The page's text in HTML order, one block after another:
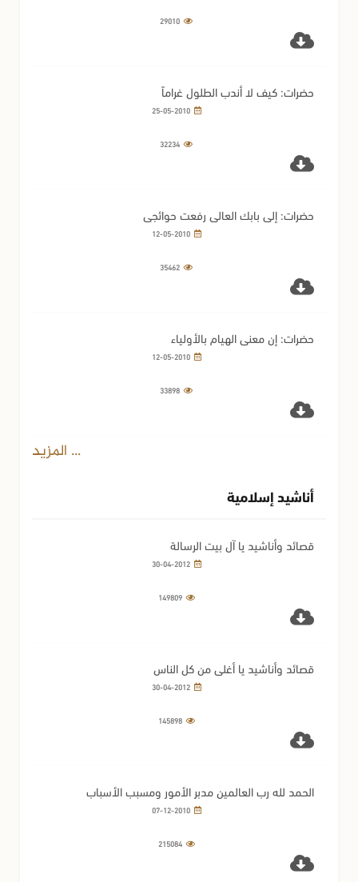
حضرات: كيف لا أندب الطلول غراماً
25-05-2010
حضرات: إلى بابك العالي رفعت حوائجي
12-05-2010
حضرات: إن معنى الهيام بالأولياء
12-05-2010
... المزيد
أناشيد إسلامية
قصائد وأناشيد يا آل بيت الرسالة
30-04-2012
149809
قصائد وأناشيد يا أغلى من كل الناس
30-04-2012
145898
الحمد لله رب العالمين مدبر الأمور ومسبب الأسباب
07-12-2010
215084